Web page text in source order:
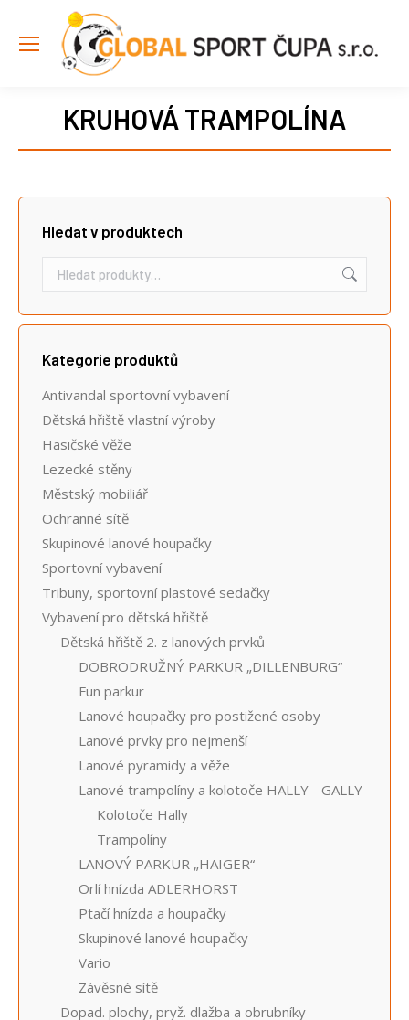
KRUHOVÁ TRAMPOLÍNA
Hledat v produktech
Kategorie produktů
Antivandal sportovní vybavení
Dětská hřiště vlastní výroby
Hasičské věže
Lezecké stěny
Městský mobiliář
Ochranné sítě
Skupinové lanové houpačky
Sportovní vybavení
Tribuny, sportovní plastové sedačky
Vybavení pro dětská hřiště
Dětská hřiště 2. z lanových prvků
DOBRODRUŽNÝ PARKUR „DILLENBURG“
Fun parkur
Lanové houpačky pro postižené osoby
Lanové prvky pro nejmenší
Lanové pyramidy a věže
Lanové trampolíny a kolotoče HALLY - GALLY
Kolotoče Hally
Trampolíny
LANOVÝ PARKUR „HAIGER“
Orlí hnízda ADLERHORST
Ptačí hnízda a houpačky
Skupinové lanové houpačky
Vario
Závěsné sítě
Dopad. plochy, pryž. dlažba a obrubníky